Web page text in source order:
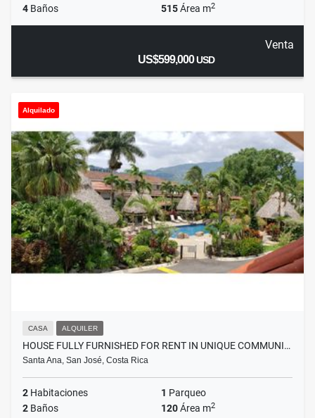
4 Baños 515Área m2
Venta
US$599,000USD
Alquilado
CASA ALQUILER
HOUSE FULLY FURNISHED FOR RENT IN UNIQUE COMMUNI…
Santa Ana, San José, Costa Rica
2 Habitaciones 1 Parqueo
2 Baños 120Área m2